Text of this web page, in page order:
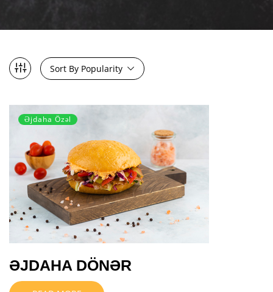
Sort By Popularity
Əjdaha Özəl
ƏJDAHA DÖNƏR